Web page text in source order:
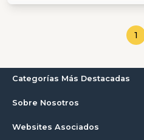
1
Categorías Más Destacadas
Sobre Nosotros
Websites Asociados